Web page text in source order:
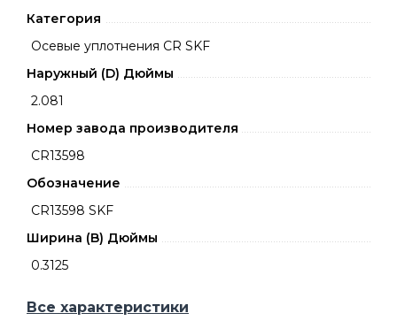
Категория
Осевые уплотнения CR SKF
Наружный (D) Дюймы
2.081
Номер завода производителя
CR13598
Обозначение
CR13598 SKF
Ширина (B) Дюймы
0.3125
Все характеристики